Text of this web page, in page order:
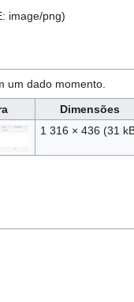
image/png)
um dado momento.
Dimensões
1 316 × 436 (31